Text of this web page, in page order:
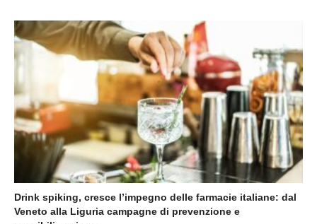
Drink spiking, cresce l’impegno delle farmacie italiane: dal
Veneto alla Liguria campagne di prevenzione e